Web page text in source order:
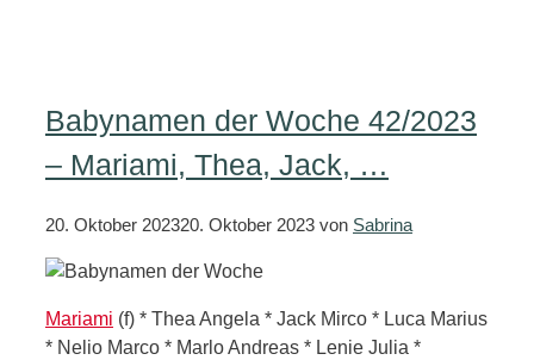
Babynamen der Woche 42/2023
– Mariami, Thea, Jack, …
20. Oktober 202320. Oktober 2023 von Sabrina
Mariami (f) * Thea Angela * Jack Mirco * Luca Marius
* Nelio Marco * Marlo Andreas * Lenie Julia *